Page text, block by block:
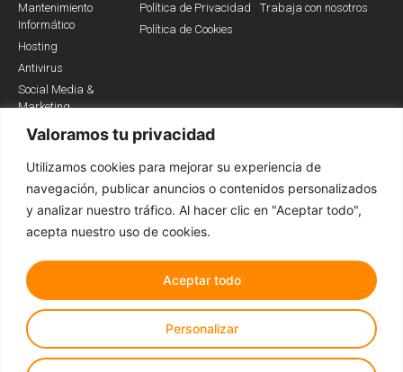
Valoramos tu privacidad
Utilizamos cookies para mejorar su experiencia de
navegación, publicar anuncios o contenidos personalizados
y analizar nuestro tráfico. Al hacer clic en "Aceptar todo",
acepta nuestro uso de cookies.
Personalizar
Aceptar todo
Mantenimiento
Informático
Hosting
Antivirus
Social Media &
Marketing
Política de Privacidad
Política de Cookies
Trabaja con nosotros
Somos Partners
Todos los derechos reservados © 2022